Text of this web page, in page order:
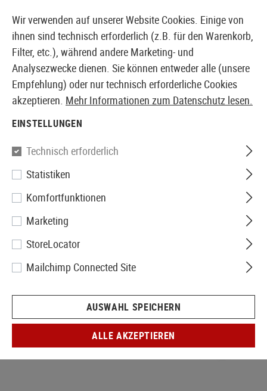
EUROPÄISCHER AIRSOFT SHOP & GROßHÄNDLER
Victorinox
Soldatenmesser 08
Wir verwenden auf unserer Website Cookies. Einige von
ihnen sind technisch erforderlich (z.B. für den Warenkorb,
Filter, etc.), während andere Marketing- und
Analysezwecke dienen. Sie können entweder alle (unsere
Empfehlung) oder nur technisch erforderliche Cookies
akzeptieren. Mehr Informationen zum Datenschutz lesen.
EINSTELLUNGEN
Technisch erforderlich
Statistiken
Komfortfunktionen
Marketing
StoreLocator
Mailchimp Connected Site
AUSWAHL SPEICHERN
ALLE AKZEPTIEREN